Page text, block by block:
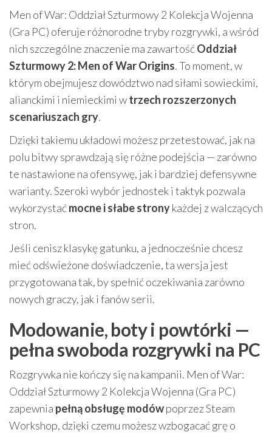
Men of War: Oddział Szturmowy 2 Kolekcja Wojenna
(Gra PC) oferuje różnorodne tryby rozgrywki, a wśród
nich szczególne znaczenie ma zawartośćOddział
Szturmowy 2: Men of War Origins. To moment, w
którym obejmujesz dowództwo nad siłami sowieckimi,
alianckimi i niemieckimi wtrzech rozszerzonych
scenariuszach gry.
Dzięki takiemu układowi możesz przetestować, jak na
polu bitwy sprawdzają się różne podejścia — zarówno
te nastawione na ofensywę, jak i bardziej defensywne
warianty. Szeroki wybór jednostek i taktyk pozwala
wykorzystaćmocne i słabe stronykażdej z walczących
stron.
Jeśli cenisz klasykę gatunku, a jednocześnie chcesz
mieć odświeżone doświadczenie, ta wersja jest
przygotowana tak, by spełnić oczekiwania zarówno
nowych graczy, jak i fanów serii.
Modowanie, boty i powtórki —
pełna swoboda rozgrywki na PC
Rozgrywka nie kończy się na kampanii. Men of War:
Oddział Szturmowy 2 Kolekcja Wojenna (Gra PC)
zapewnia pełną obsługę modówpoprzez Steam
Workshop, dzięki czemu możesz wzbogacać grę o